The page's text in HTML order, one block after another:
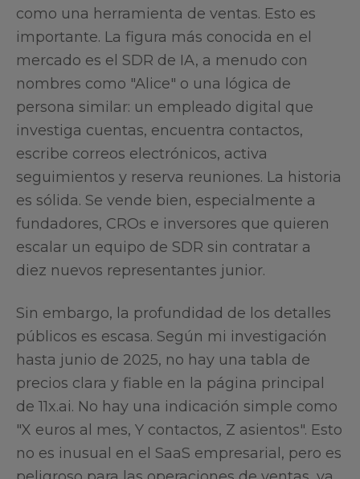
como una herramienta de ventas. Esto es
importante. La figura más conocida en el
mercado es el SDR de IA, a menudo con
nombres como "Alice" o una lógica de
persona similar: un empleado digital que
investiga cuentas, encuentra contactos,
escribe correos electrónicos, activa
seguimientos y reserva reuniones. La historia
es sólida. Se vende bien, especialmente a
fundadores, CROs e inversores que quieren
escalar un equipo de SDR sin contratar a
diez nuevos representantes junior.
Sin embargo, la profundidad de los detalles
públicos es escasa. Según mi investigación
hasta junio de 2025, no hay una tabla de
precios clara y fiable en la página principal
de 11x.ai. No hay una indicación simple como
"X euros al mes, Y contactos, Z asientos". Esto
no es inusual en el SaaS empresarial, pero es